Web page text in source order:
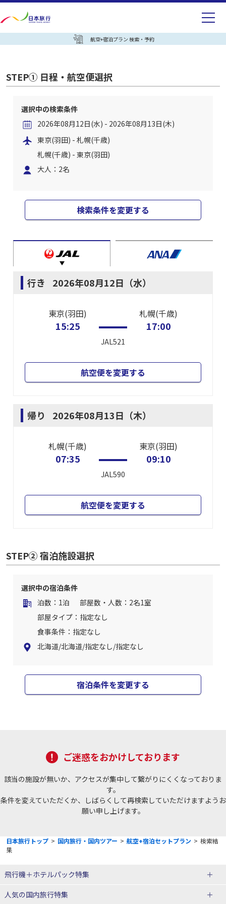
航空+宿泊プラン 検索・予約
STEP① 日程・航空便選択
選択中の検索条件
2026年08月12日(水) - 2026年08月13日(木)
東京(羽田) - 札幌(千歳)
札幌(千歳) - 東京(羽田)
大人：2名
検索条件を変更する
行き 2026年08月12日（水）
東京(羽田)
15:25
JAL521
札幌(千歳)
17:00
航空便を変更する
帰り 2026年08月13日（木）
札幌(千歳)
07:35
JAL590
東京(羽田)
09:10
航空便を変更する
STEP② 宿泊施設選択
選択中の宿泊条件
泊数：1泊
部屋数・人数：2名1室
部屋タイプ：指定なし
食事条件：指定なし
北海道/北海道/指定なし/指定なし
宿泊条件を変更する
ご迷惑をおかけしております
該当の施設が無いか、アクセスが集中して繋がりにくくなっておりま
す。
条件を変えていただくか、しばらくして再検索していただけますようお
願い申し上げます。
日本旅行トップ > 国内旅行・国内ツアー > 航空+宿泊セットプラン > 検索結
果
飛行機＋ホテルパック特集
赤い風船ダイナミックパッケージ
ＪＡＬで行く飛行機+ホテルパック
人気の国内旅行特集